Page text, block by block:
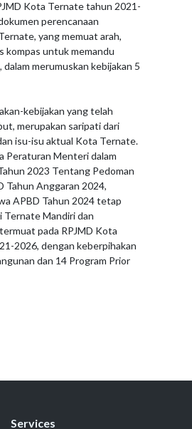
Kota Ternate tahun 2021-
perencanaan
yang memuat arah,
kompas untuk memandu
merumuskan kebijakan 5
kebijakan yang telah
merupakan saripati dari
isu-isu aktual Kota Ternate.
Peraturan Menteri dalam
2023 Tentang Pedoman
Tahun Anggaran 2024,
APBD Tahun 2024 tetap
Ternate Mandiri dan
pada RPJMD Kota
2026, dengan keberpihakan
dan 14 Program Prior
Services